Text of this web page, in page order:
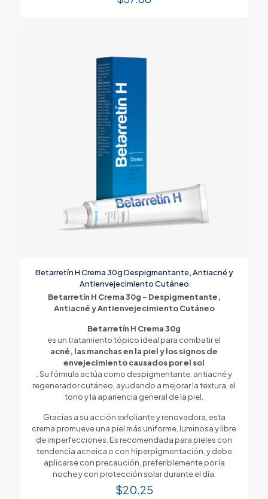
Betarretín H Crema 30g Despigmentante, Antiacné y
Antienvejecimiento Cutáneo
Betarretín H Crema 30g – Despigmentante,
Antiacné y Antienvejecimiento Cutáneo
Betarretín H Crema 30g
es un tratamiento tópico ideal para combatir el
acné, las manchas en la piel y los signos de
envejecimiento causados por el sol
. Su fórmula actúa como despigmentante, antiacné y
regenerador cutáneo, ayudando a mejorar la textura, el
tono y la apariencia general de la piel.
Gracias a su acción exfoliante y renovadora, esta
crema promueve una piel más uniforme, luminosa y libre
de imperfecciones. Es recomendada para pieles con
tendencia acneica o con hiperpigmentación, y debe
aplicarse con precaución, preferiblemente por la
noche y con protección solar durante el día.
$20.25